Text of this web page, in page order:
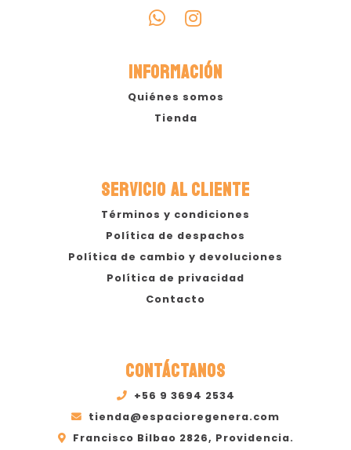
INFORMACIÓN
Quiénes somos
Tienda
SERVICIO AL CLIENTE
Términos y condiciones
Política de despachos
Política de cambio y devoluciones
Política de privacidad
Contacto
CONTÁCTANOS
+56 9 3694 2534
tienda@espacioregenera.com
Francisco Bilbao 2826, Providencia.